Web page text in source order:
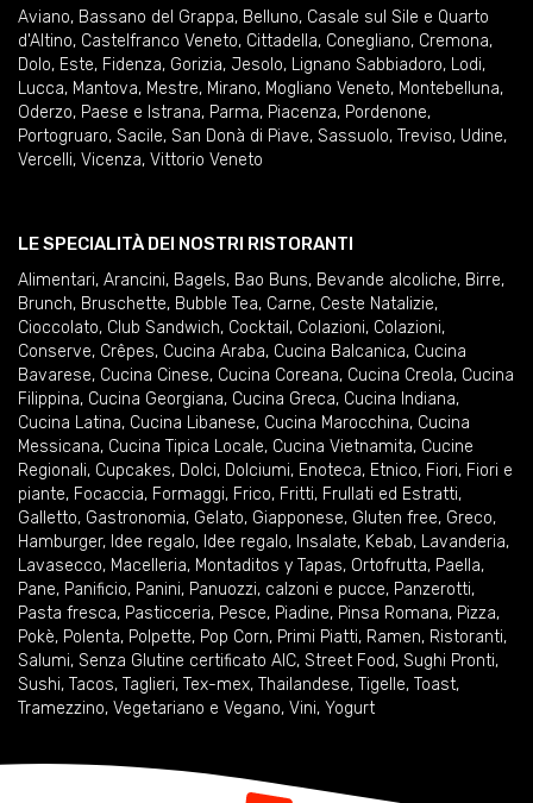
Aviano, Bassano del Grappa, Belluno, Casale sul Sile e Quarto
d'Altino, Castelfranco Veneto, Cittadella, Conegliano, Cremona,
Dolo, Este, Fidenza, Gorizia, Jesolo, Lignano Sabbiadoro, Lodi,
Lucca, Mantova, Mestre, Mirano, Mogliano Veneto, Montebelluna,
Oderzo, Paese e Istrana, Parma, Piacenza, Pordenone,
Portogruaro, Sacile, San Donà di Piave, Sassuolo, Treviso, Udine,
Vercelli, Vicenza, Vittorio Veneto
LE SPECIALITÀ DEI NOSTRI RISTORANTI
Alimentari, Arancini, Bagels, Bao Buns, Bevande alcoliche, Birre,
Brunch, Bruschette, Bubble Tea, Carne, Ceste Natalizie,
Cioccolato, Club Sandwich, Cocktail , Colazioni, Colazioni,
Conserve, Crêpes, Cucina Araba, Cucina Balcanica, Cucina
Bavarese, Cucina Cinese, Cucina Coreana, Cucina Creola, Cucina
Filippina, Cucina Georgiana, Cucina Greca, Cucina Indiana,
Cucina Latina, Cucina Libanese, Cucina Marocchina, Cucina
Messicana, Cucina Tipica Locale, Cucina Vietnamita, Cucine
Regionali, Cupcakes, Dolci, Dolciumi, Enoteca, Etnico, Fiori, Fiori e
piante, Focaccia, Formaggi, Frico, Fritti, Frullati ed Estratti,
Galletto, Gastronomia, Gelato, Giapponese, Gluten free, Greco,
Hamburger, Idee regalo, Idee regalo, Insalate, Kebab, Lavanderia,
Lavasecco, Macelleria, Montaditos y Tapas, Ortofrutta, Paella,
Pane, Panificio, Panini, Panuozzi, calzoni e pucce, Panzerotti,
Pasta fresca, Pasticceria, Pesce, Piadine, Pinsa Romana, Pizza,
Pokè, Polenta, Polpette, Pop Corn, Primi Piatti, Ramen, Ristoranti,
Salumi, Senza Glutine certificato AIC, Street Food, Sughi Pronti,
Sushi, Tacos, Taglieri, Tex-mex, Thailandese, Tigelle, Toast,
Tramezzino, Vegetariano e Vegano, Vini, Yogurt